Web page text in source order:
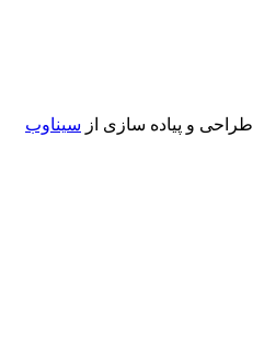
طراحی و پیاده سازی از سیناوب